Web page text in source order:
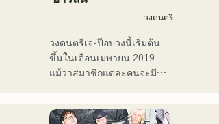
ทำงานในหลากหลายสาขา
อาชีพ รวมถึงการแต่งเพลง
ประกอบโฆษณาทางโทรทัศน์
ทาโร โมริยามะ ในรายการ
วงดนตรี
วงดนตรีเจ-ป๊อปวงนี้เริ่มต้น
ขึ้นในเดือนเมษายน 2019
แม้ว่าสมาชิกแต่ละคนจะมี
แต่พวกเขาก็ตัดสินใจตั้งวง